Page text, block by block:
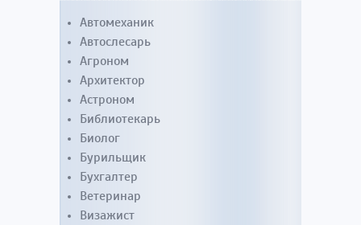
Автомеханик
Автослесарь
Агроном
Архитектор
Астроном
Библиотекарь
Биолог
Бурильщик
Бухгалтер
Ветеринар
Визажист